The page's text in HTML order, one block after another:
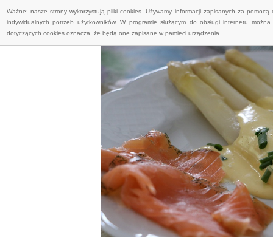
Ważne: nasze strony wykorzystują pliki cookies. Używamy informacji zapisanych za
indywidualnych potrzeb użytkowników. W programie służącym do obsługi internetu
dotyczących cookies oznacza, że będą one zapisane w pamięci urządzenia.